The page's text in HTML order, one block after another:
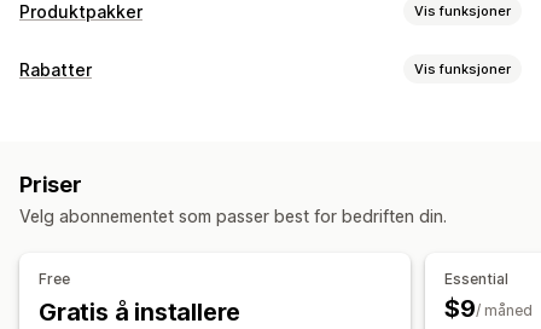
Produktpakker Vis funksjoner
Pakketyper
Prøvepakker
Mersalgspakker
Kryssalgspakker
Kjøpes ofte sammen
Egendefinerte pakker
Rabatter Vis funksjoner
Nivåbaserte priser
Flate rabatter Prosentbaserte rabatter Masserabatter
Belønninger
Tilbud i en begrenset periode
Nedtellingstimer Mersalgsrabatter
Kryssalgsrabatter
Priser
Velg abonnementet som passer best for bedriften din.
Free
Gratis å installere
Essential
$9/ måned